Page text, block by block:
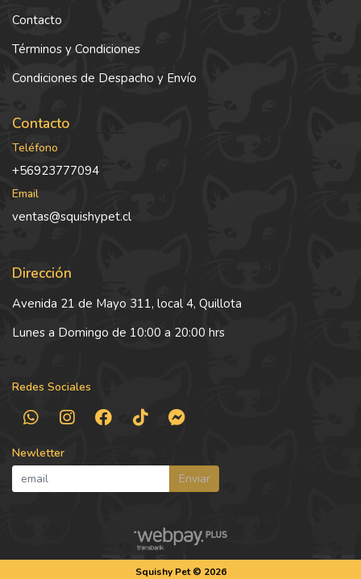
Contacto
Términos y Condiciones
Condiciones de Despacho y Envío
Contacto
Teléfono
+56923777094
Email
ventas@squishypet.cl
Dirección
Avenida 21 de Mayo 311, local 4, Quillota
Lunes a Domingo de 10:00 a 20:00 hrs
Redes Sociales
Newletter
Enviar
Squishy Pet © 2026